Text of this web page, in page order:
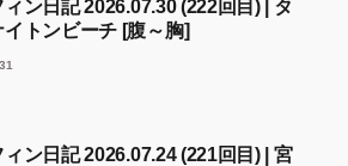
ン日記 2026.07.30 (222回目) | タ
イトンビーチ [腹～胸]
ン日記 2026.07.24 (221回目) | 宮